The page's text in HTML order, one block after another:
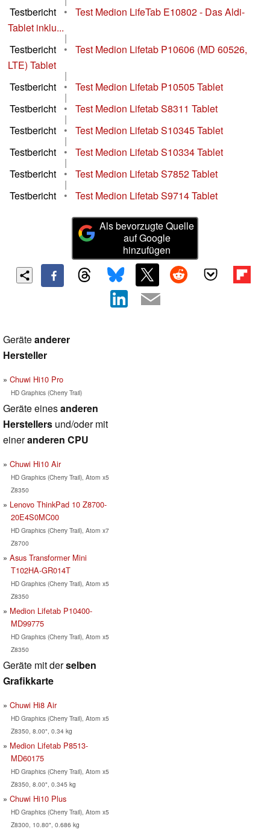
Testbericht
•
Test Medion LifeTab E10802 - Das Aldi-
Tablet inklu...
|
Testbericht
•
Test Medion Lifetab P10606 (MD 60526,
LTE) Tablet
|
Testbericht
• Test Medion Lifetab P10505 Tablet
|
Testbericht
• Test Medion Lifetab S8311 Tablet
|
Testbericht
• Test Medion Lifetab S10345 Tablet
|
Testbericht
• Test Medion Lifetab S10334 Tablet
|
Testbericht
• Test Medion Lifetab S7852 Tablet
|
Testbericht
• Test Medion Lifetab S9714 Tablet
Als bevorzugte Quelle
auf Google
hinzufügen
Geräteanderer
Hersteller
Chuwi Hi10 Pro
HD Graphics (Cherry Trail)
Geräte einesanderen
Herstellers und/oder mit
eineranderen CPU
Chuwi Hi10 Air
HD Graphics (Cherry Trail), Atom x5
Z8350
Lenovo ThinkPad 10 Z8700-
20E4S0MC00
HD Graphics (Cherry Trail), Atom x7
Z8700
Asus Transformer Mini
T102HA-GR014T
HD Graphics (Cherry Trail), Atom x5
Z8350
Medion Lifetab P10400-
MD99775
HD Graphics (Cherry Trail), Atom x5
Z8350
Geräte mit derselben
Grafikkarte
Chuwi Hi8 Air
HD Graphics (Cherry Trail), Atom x5
Z8350, 8.00", 0.34 kg
Medion Lifetab P8513-
MD60175
HD Graphics (Cherry Trail), Atom x5
Z8350, 8.00", 0.345 kg
Chuwi Hi10 Plus
HD Graphics (Cherry Trail), Atom x5
Z8300, 10.80", 0.686 kg